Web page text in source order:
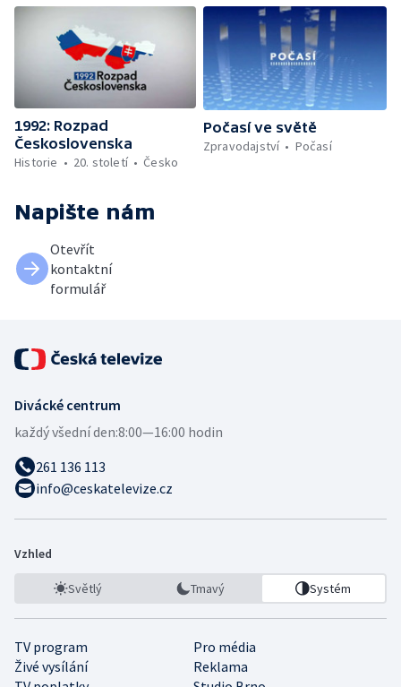
1992: Rozpad
Československa
Historie
20. století Česko
Počasí ve světě
Zpravodajství
Počasí
Napište nám
Otevřít
kontaktní
formulář
Divácké centrum
každý všední den:8:00—16:00 hodin
261 136 113
info@ceskatelevize.cz
Vzhled
Světlý Tmavý Systém
TV program
Pro média
Živé vysílání
Reklama